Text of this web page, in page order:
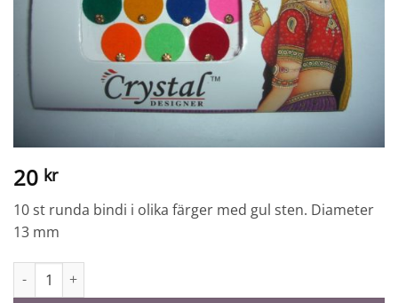
20 kr
10 st runda bindi i olika färger med gul sten. Diameter
13 mm
Bindi - 10441 mängd